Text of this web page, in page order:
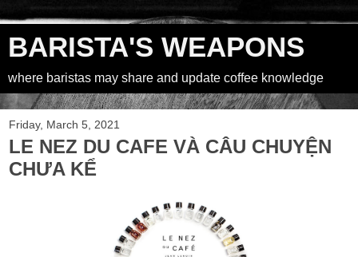
BARISTA'S WEAPONS
where baristas may share and update coffee knowledge
Friday, March 5, 2021
LE NEZ DU CAFE VÀ CÂU CHUYỆN
CHƯA KỂ